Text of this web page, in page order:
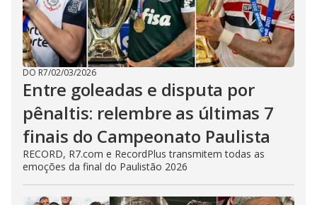
DO R7/02/03/2026
Entre goleadas e disputa por
pênaltis: relembre as últimas 7
finais do Campeonato Paulista
RECORD, R7.com e RecordPlus transmitem todas as
emoções da final do Paulistão 2026